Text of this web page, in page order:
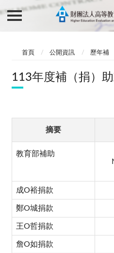
首頁 公開資訊 歷年補
113年度補（捐）
摘要
教育部補助
成O裕捐款
鄭O城捐款
王O哲捐款
詹O如捐款